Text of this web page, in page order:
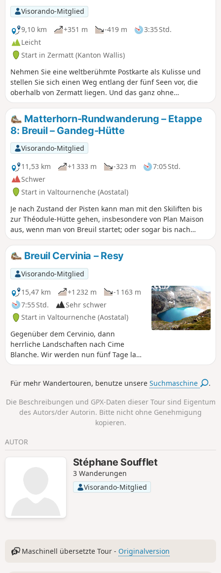
Visorando-Mitglied
9,10 km
+351 m -419 m
3:35 Std.
Leicht
Start in Zermatt (Kanton Wallis)
Nehmen Sie eine weltberühmte Postkarte als Kulisse und
stellen Sie sich einen Weg entlang der fünf Seen vor, die
oberhalb von Zermatt liegen. Und das ganz ohne
Anstrengung, denn man kann mit der Seilbahn hinauf und
mit dem Zug hinunter fahren. Das einzige, was hier wehtut,
sind die Transportkosten!
Matterhorn-Rundwanderung – Etappe
8: Breuil – Gandeg-Hütte
Visorando-Mitglied
11,53 km
+1 333 m -323 m
7:05 Std.
Schwer
Start in Valtournenche (Aostatal)
Je nach Zustand der Pisten kann man mit den Skiliften bis
zur Théodule-Hütte gehen, insbesondere von Plan Maison
aus, wenn man von Breuil startet; oder sogar bis nach
Fornet, um noch näher heranzukommen
Breuil Cervinia – Resy
Visorando-Mitglied
15,47 km
+1 232 m
-1 163 m
7:55 Std.
Sehr schwer
Start in Valtournenche (Aostatal)
Gegenüber dem Cervinio, dann
herrliche Landschaften nach Cime
Blanche. Wir werden nun fünf Tage lang
die Tour du Mont Rose unternehmen.
zu verfolgen mit der App Visorando.
Für mehr Wandertouren, benutze unsereSuchmaschine .
Die Beschreibungen und GPX-Daten dieser Tour sind Eigentum
des Autors/der Autorin. Bitte nicht ohne Genehmigung
kopieren.
AUTOR
Stéphane Soufflet
3 Wanderungen
Visorando-Mitglied
Maschinell übersetzte Tour - Originalversion